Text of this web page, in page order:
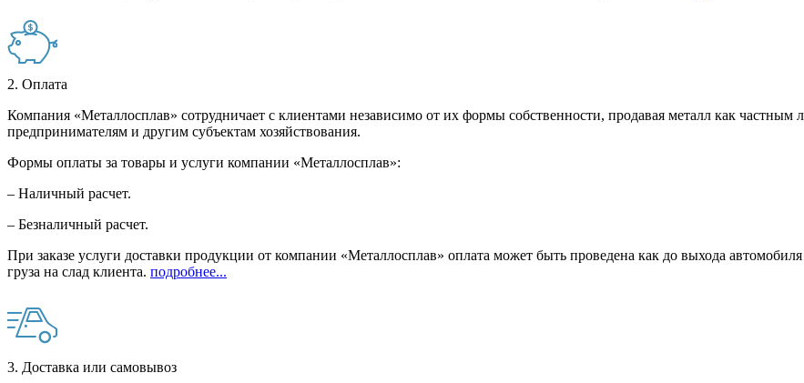
2. Оплата
Компания «Металлосплав» сотрудничает с клиентами независимо от их формы собственности, продавая металл как
предпринимателям и другим субъектам хозяйствования.
Формы оплаты за товары и услуги компании «Металлосплав»:
– Наличный расчет.
– Безналичный расчет.
При заказе услуги доставки продукции от компании «Металлосплав» оплата может быть проведена как до выхода
груза на слад клиента. подробнее...
3. Доставка или самовывоз